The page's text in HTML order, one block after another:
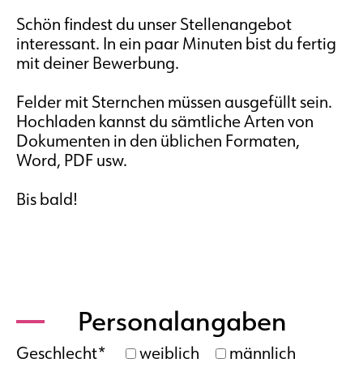
Schön findest du unser Stellenangebot
interessant. In ein paar Minuten bist du fertig
mit deiner Bewerbung.
Felder mit Sternchen müssen ausgefüllt sein.
Hochladen kannst du sämtliche Arten von
Dokumenten in den üblichen Formaten,
Word, PDF usw.
Bis bald!
Personalangaben
Geschlecht* weiblich
männlich